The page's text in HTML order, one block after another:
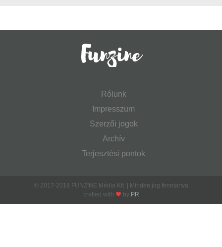
Rólunk
Impresszum
Szerzői jogok
Archív
Terjesztési pontok
© 2017-2018 FUNZINE Média Kft. | Minden jog fenntartva
crafted with
by PR